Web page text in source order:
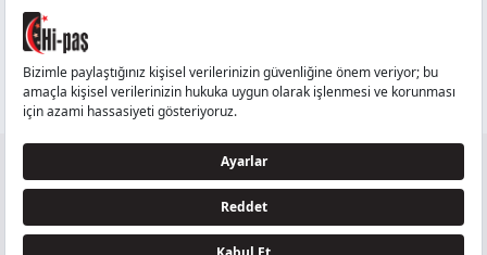
Alaaddinbey Mah. Ayfatma Cad. No.11 A/C
Sam.3 Plaza B Blok Nilüfer/ Bursa/ TÜRKİYE
TELEFON :
444 71 36
TÜM HAKLARI Hİ-PAŞ PLASTİK EŞYA TİC. VE SAN. LTD. ŞTİ..’E AİTTİR